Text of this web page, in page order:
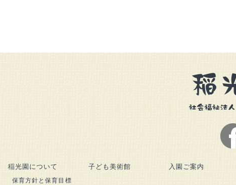
稲光園について
保育方針と保育目標
子ども美術館 入園ご案内